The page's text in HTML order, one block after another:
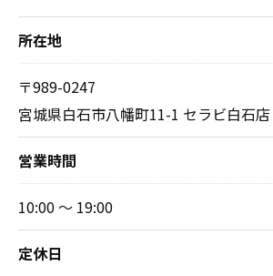
所在地
〒989-0247
宮城県白石市八幡町11-1 セラビ白石
営業時間
10:00 ～ 19:00
定休日